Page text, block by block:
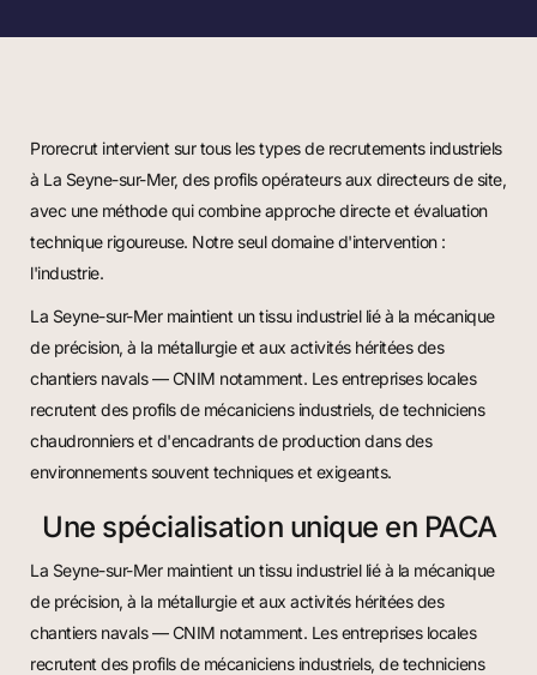
Prorecrut intervient sur tous les types de recrutements industriels
à La Seyne-sur-Mer, des profils opérateurs aux directeurs de site,
avec une méthode qui combine approche directe et évaluation
technique rigoureuse. Notre seul domaine d'intervention :
l'industrie.
La Seyne-sur-Mer maintient un tissu industriel lié à la mécanique
de précision, à la métallurgie et aux activités héritées des
chantiers navals — CNIM notamment. Les entreprises locales
recrutent des profils de mécaniciens industriels, de techniciens
chaudronniers et d'encadrants de production dans des
environnements souvent techniques et exigeants.
Une spécialisation unique en PACA
La Seyne-sur-Mer maintient un tissu industriel lié à la mécanique
de précision, à la métallurgie et aux activités héritées des
chantiers navals — CNIM notamment. Les entreprises locales
recrutent des profils de mécaniciens industriels, de techniciens